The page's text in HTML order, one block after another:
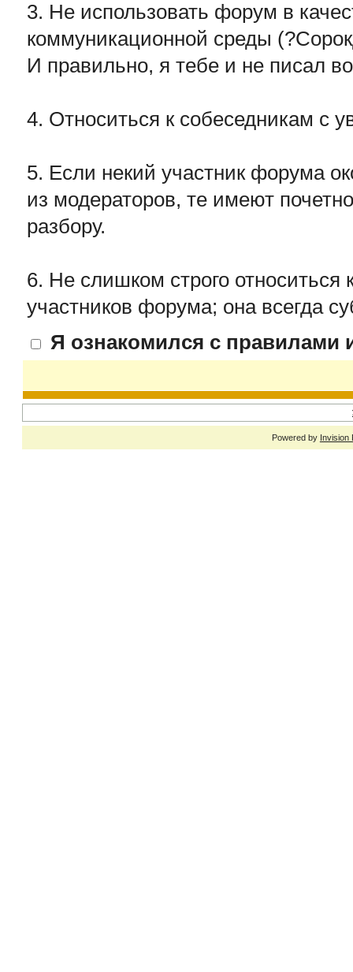
3. Не использовать форум в
коммуникационной среды
И правильно, я тебе и не писал
4. Относиться к собеседникам с
5. Если некий участник форума
из модераторов, те имеют
разбору.
6. Не слишком строго относиться
участников форума; она всегда
Я ознакомился с правилами
Powered by Invision